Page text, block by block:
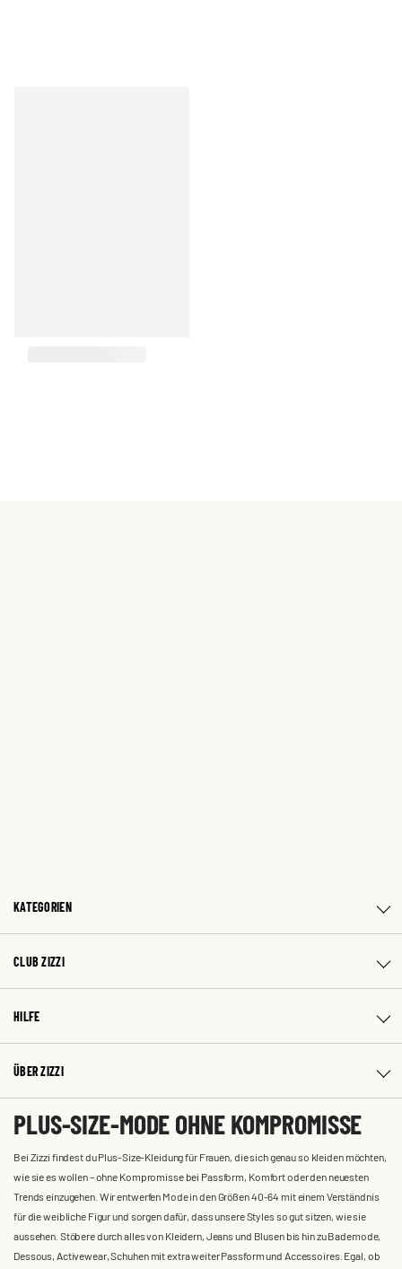
KATEGORIEN
CLUB ZIZZI
HILFE
ÜBER ZIZZI
PLUS-SIZE-MODE OHNE KOMPROMISSE
Bei Zizzi findest du Plus-Size-Kleidung für Frauen, die sich genau so kleiden möchten,
wie sie es wollen – ohne Kompromisse bei Passform, Komfort oder den neuesten
Trends einzugehen. Wir entwerfen Mode in den Größen 40-64 mit einem Verständnis
für die weibliche Figur und sorgen dafür, dass unsere Styles so gut sitzen, wie sie
aussehen. Stöbere durch alles von Kleidern, Jeans und Blusen bis hin zu Bademode,
Dessous, Activewear, Schuhen mit extra weiter Passform und Accessoires. Egal, ob